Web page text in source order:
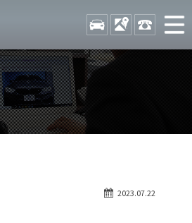
TUCグループ BMW専門 八
STOCK ACCESS 042-
在庫リスト
アクセスマップ
自動車保険2023.07.22